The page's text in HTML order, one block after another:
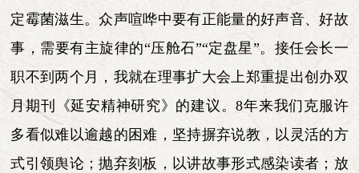
定霉菌滋生。众声喧哗中要有正能量的好声音、好故
事，需要有主旋律的“压舱石”“定盘星”。接任会长一
职不到两个月，我就在理事扩大会上郑重提出创办双
月期刊《延安精神研究》的建议。8年来我们克服许
多看似难以逾越的困难，坚持摒弃说教，以灵活的方
式引领舆论；抛弃刻板，以讲故事形式感染读者；放